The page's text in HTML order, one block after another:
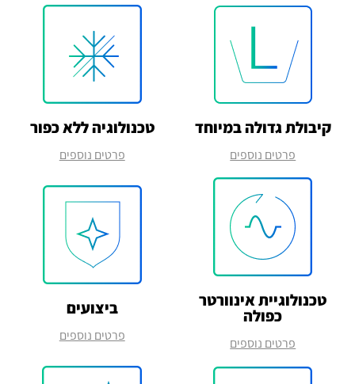
קיבולת גדולה במיוחד
פרטים נוספים
טכנולוגיה ללא כפור
פרטים נוספים
טכנולוגיית אינוורטר
כפולה
פרטים נוספים
ביצועים
פרטים נוספים